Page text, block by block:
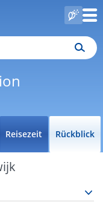
Reisezeit Rückblick